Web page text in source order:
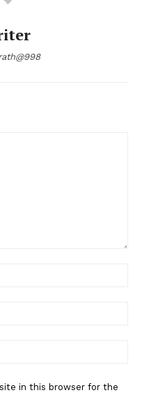
in this browser for the